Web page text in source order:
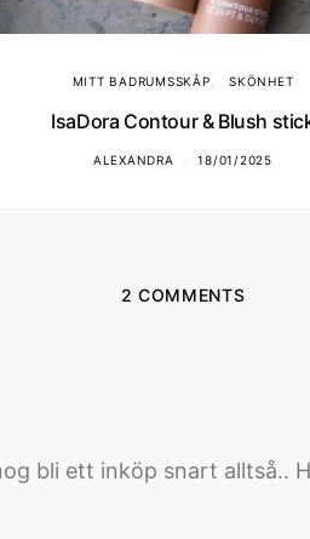
MITT BADRUMSSKÅP SKÖNHET
IsaDora Contour & Blush
ALEXANDRA 18/01/2025
2 COMMENTS
bli ett inköp snart alltså..